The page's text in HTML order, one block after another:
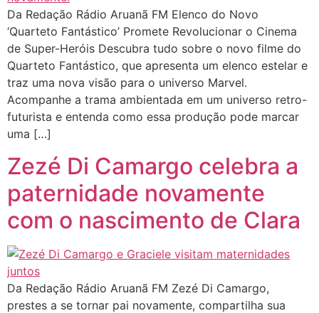
Da Redação Rádio Aruanã FM Elenco do Novo
‘Quarteto Fantástico’ Promete Revolucionar o Cinema
de Super-Heróis Descubra tudo sobre o novo filme do
Quarteto Fantástico, que apresenta um elenco estelar e
traz uma nova visão para o universo Marvel.
Acompanhe a trama ambientada em um universo retro-
futurista e entenda como essa produção pode marcar
uma […]
Zezé Di Camargo celebra a
paternidade novamente
com o nascimento de Clara
Da Redação Rádio Aruanã FM Zezé Di Camargo,
prestes a se tornar pai novamente, compartilha sua